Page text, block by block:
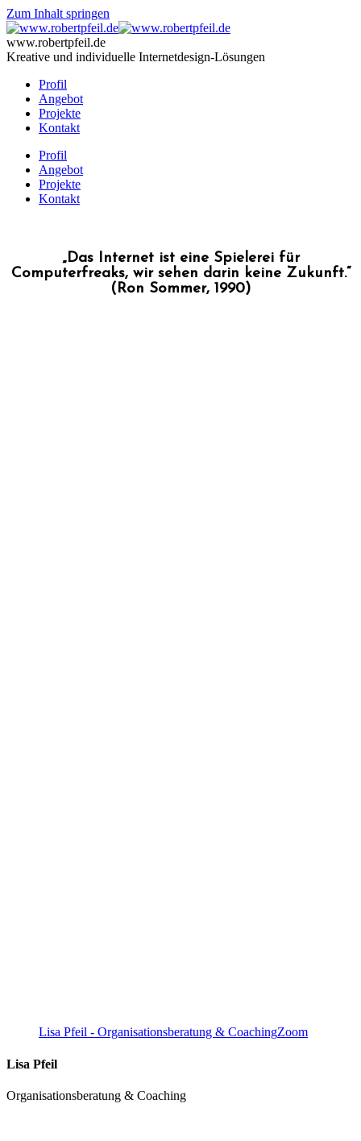
Zum Inhalt springen
www.robertpfeil.de
Kreative und individuelle Internetdesign-Lösungen
Profil
Angebot
Projekte
Kontakt
Profil
Angebot
Projekte
Kontakt
„Das Internet ist eine Spielerei für
Computerfreaks, wir sehen darin keine Zukunft.“
(Ron Sommer, 1990)
Lisa Pfeil - Organisationsberatung & CoachingZoom
Lisa Pfeil
Organisationsberatung & Coaching